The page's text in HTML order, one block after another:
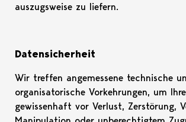
auszugsweise zu liefern.
Datensicherheit
Wir treffen angemessene technische
organisatorische Vorkehrungen, um
gewissenhaft vor Verlust, Zerstörung,